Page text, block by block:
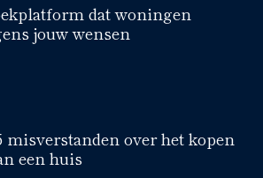
dat woningen
jouw wensen
misverstanden over het kopen
een huis